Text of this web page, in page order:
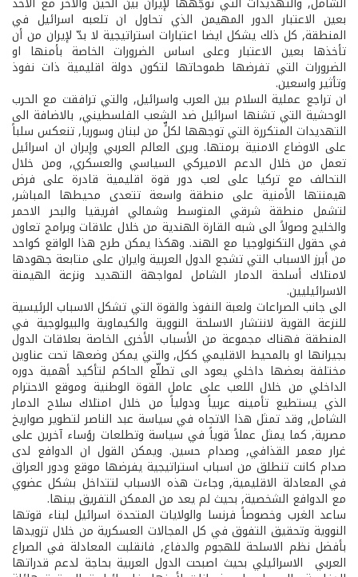
بعين الاعتبار الدور المهيمن الذي تحاول ان تلعبه اسرائيل في
المنطقة, كل ذلك يشكل ايضا اعتبارات استراتيجية لا بدّ لإيران من أن
تأخذها بعين الاعتبار وعلى اساس الضرورات الخاصة بأمنها او
الضرورات التي تفرضها طموحاتها لتكون دولة اقليمية ذات نفوذ
وتأثير واسعين.
ان تراجع عملية السلام بين العرب واسرائيل, والتي ترافقت مع الحرب
الوحشية التي تشنها اسرائيل ضد الشعب الفلسطيني, بالاضافة الى
التهديدات المتكررة التي توجهها لكلٍّ من لبنان وسوريا, تنعكس سلباً
على الاوضاع الامنية برمتها. ويرى العالم العربي وإيران ان اسرائيل
تعمل من خلال الدعم الاميركي السياسي والعسكري, ومن خلال
التحالف مع تركيا على لعب دور قوة اقليمية قادرة على فرض
هيمنتها الأمنية على منطقة واسعة تتعدى محيطها المباشر,
لتشمل منطقة شرقي المتوسط وشمالي افريقيا والبحر الاحمر
والخليج وصولاً الى شبه القارة الهندية من خلال علاقات وبرامج تعاون
في حقول التكنولوجيا مع الهند. وهكذا يمكن طرح هذا الواقع كواحد
من أبرز الاسباب التي تشجع الدول العربية وايران على متابعة جهودها
لامتلاك أسلحة الدمار الشامل لمواجهة التهديد ونزعة الهيمنة
الاسرائيليين.
الى جانب الصراعات ولعبة النفوذ والقوة التي تشكل الاسباب الرئيسية
للنزعة القوية لانتشار الاسلحة النووية والكيماوية والبيولوجية في
المنطقة فهناك مجموعة من الأسباب الأخرى الخاصة بعلاقات الدول
بجيرانها او بالمحيط الاقليمي ككل, والتي يمكن وضعها تحت عناوين
مختلفة بعضها داخلي يعود الى تطلّع الحاكم لتأكيد أهمية دوره
الداخلي من خلال اللعب على عامل القوة الوطنية وموقع الاحترام
الذي يستطيع تأمينه عربياً ودولياً من خلال امتلاك سلاح الدمار
الشامل, وقد تمثل هذا الاتجاه في سياسة عبد الناصر لتطوير صواريخ
مصرية, كما يمثل عملاً قوياً في سياسة وتطلعات رؤساء آخرين على
غرار معمر القذافي, وصدام حسين. ويمكن القول ان الدوافع لدى
صدام كانت تنطلق من اسباب استراتيجية يفرضها موقع ودور العراق
في المعادلة الاقليمية, وجاءت هذه الاسباب لتتداخل بشكل عضوي
مع الدوافع الشخصية, بحيث لم يعد من الممكن التفريق بينها.
ساعد الغرب وخصوصاً فرنسا والولايات المتحدة اسرائيل لبناء قوتها
النووية وتحقيق التفوق في كل المجالات العسكرية من خلال تزويدها
بأفضل نظم الاسلحة للهجوم والدفاع, فانقلبت المعادلة في الصراع
العربي ­ الاسرائيلي بحيث اصبحت الدول العربية بحاجة لدعم قدراتها